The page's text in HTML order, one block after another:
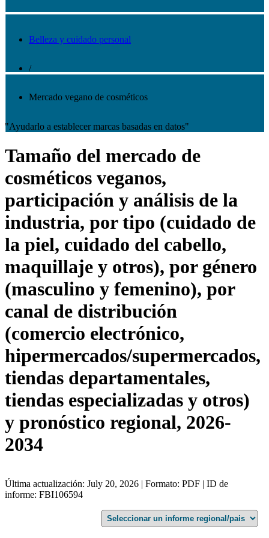
Belleza y cuidado personal
/
Mercado vegano de cosméticos
"Ayudarlo a establecer marcas basadas en datos"
Tamaño del mercado de
cosméticos veganos,
participación y análisis de la
industria, por tipo (cuidado de
la piel, cuidado del cabello,
maquillaje y otros), por género
(masculino y femenino), por
canal de distribución
(comercio electrónico,
hipermercados/supermercados,
tiendas departamentales,
tiendas especializadas y otros)
y pronóstico regional, 2026-
2034
Última actualización: July 20, 2026 | Formato: PDF | ID de
informe: FBI106594